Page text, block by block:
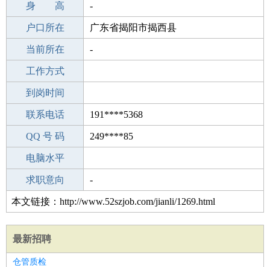
学 历 成人教育
身 高 -
毕业学校 本溪市中等职业技术专业学校
户口所在 广东省揭阳市揭西县
所学专业 -
当前所在 -
工作经验
工作方式
驾 照
到岗时间
期望月薪
联系电话 191****5368
手机号码 191****5368
QQ 号 码 249****85
微信号码
电脑水平
外语水平
求职意向 -
本文链接：http://www.52szjob.com/jianli/1269.html
最新招聘
仓管质检